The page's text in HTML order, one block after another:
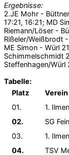
Ergebnisse:
2.JE Mohr -
17:21, 16:21; MD
Riemann/Löser -
Rißeler/Weißbrodt
ME Simon - Würl
Schimmelschmidt
Steffenhagen/Würl
Tabelle:
Platz
Verein
01.
1.
02.
SG
03.
1.
04.
TSV